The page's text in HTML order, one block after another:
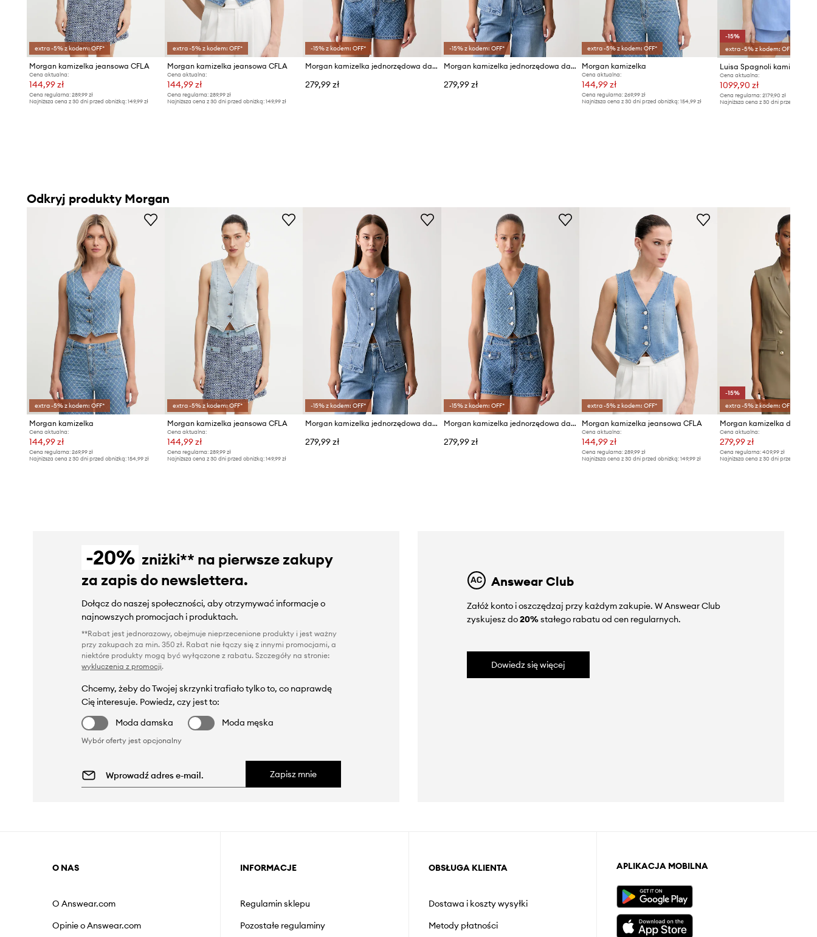
extra -5% z kodem: OFF*
Morgan kamizelka jeansowa CFLA
Cena aktualna:
144,99 zł
Cena regularna: 289,99 zł
Najniższa cena z 30 dni przed obniżką: 149,99 zł
extra -5% z kodem: OFF*
Morgan kamizelka jeansowa CFLA
Cena aktualna:
144,99 zł
Cena regularna:289,99 zł
Najniższa cena z 30 dni przed obniżką:149,99 zł
-15% z kodem: OFF*
Morgan kamizelka jednorzędowa damska bawełniana CHAM
279,99 zł
-15% z kodem: OFF*
Morgan kamizelka jednorzędowa damska jeansowa
279,99 zł
extra -5% z kodem: OFF*
Morgan kamizelka
Cena aktualna:
144,99 zł
Cena regularna:269,99 zł
Najniższa cena z 30 dni przed obniżką:154,99 zł
-15%
extra -5% z kodem: OFF*
Cena aktualna:
1099,90 zł
Cena regularna: 2179,90 zł
Najniższa cena z 30 dni przed obniżką:
Odkryj produkty Morgan
extra -5% z kodem: OFF*
Morgan kamizelka
Cena aktualna:
144,99 zł
Cena regularna: 269,99 zł
Najniższa cena z 30 dni przed obniżką: 154,99 zł
extra -5% z kodem: OFF*
Morgan kamizelka jeansowa CFLA
Cena aktualna:
144,99 zł
Cena regularna:289,99 zł
Najniższa cena z 30 dni przed obniżką:149,99 zł
-15% z kodem: OFF*
Morgan kamizelka jednorzędowa damska jeansowa
279,99 zł
-15% z kodem: OFF*
Morgan kamizelka jednorzędowa damska bawełniana CHAM
279,99 zł
extra -5% z kodem: OFF*
Morgan kamizelka jeansowa CFLA
Cena aktualna:
144,99 zł
Cena regularna:289,99 zł
Najniższa cena z 30 dni przed obniżką:149,99 zł
-15%
extra -5% z kodem: OFF*
Cena aktualna:
279,99 zł
Cena regularna: 409,99 zł
Najniższa cena z 30 dni przed obniżką:
-20% zniżki** na pierwsze zakupy
za zapis do newslettera.
Dołącz do naszej społeczności, aby otrzymywać informacje o
najnowszych promocjach i produktach.
**Rabat jest jednorazowy, obejmuje nieprzecenione produkty i jest ważny
przy zakupach za min. 350 zł. Rabat nie łączy się z innymi promocjami, a
niektóre produkty mogą być wyłączone z rabatu. Szczegóły na stronie:
wykluczenia z promocji.
Chcemy, żeby do Twojej skrzynki trafiało tylko to, co naprawdę
Cię interesuje. Powiedz, czy jest to:
Moda damska
Moda męska
Wybór oferty jest opcjonalny
Zapisz mnie
Answear Club
Załóż konto i oszczędzaj przy każdym zakupie. W Answear Club
zyskujesz do20%stałego rabatu od cen regularnych.
Dowiedz się więcej
O NAS
O Answear.com
Opinie o Answear.com
INFORMACJE
Regulamin sklepu
Pozostałe regulaminy
OBSŁUGA KLIENTA
Dostawa i koszty wysyłki
Metody płatności
APLIKACJA MOBILNA